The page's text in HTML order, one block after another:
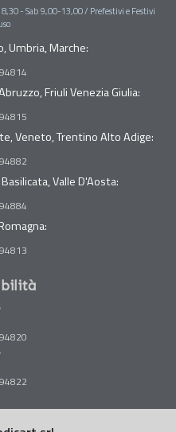
- Sab 9,00-13,00 / Prefestivi e Festivi
Umbria, Marche:
Friuli Venezia Giulia:
Veneto, Trentino Alto Adige:
Valle D'Aosta: